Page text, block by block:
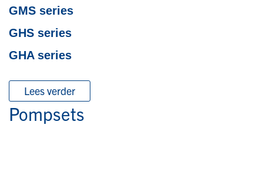
GMS series
GHS series
GHA series
Lees verder
Pompsets